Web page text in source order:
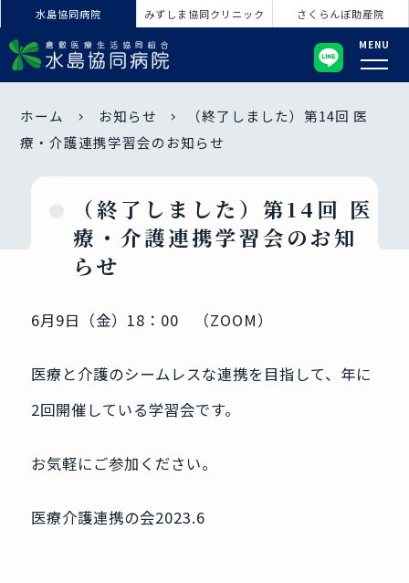
水島協同病院 みずしま協同クリニック さくらんぼ助産院
MENU
ホーム お知らせ
（終了しました）第14回 医
療・介護連携学習会のお知らせ
（終了しました）第14回 医
療・介護連携学習会のお知
らせ
6月9日（金）18：00 （ZOOM）
医療と介護のシームレスな連携を目指して、年に
2回開催している学習会です。
お気軽にご参加ください。
医療介護連携の会2023.6